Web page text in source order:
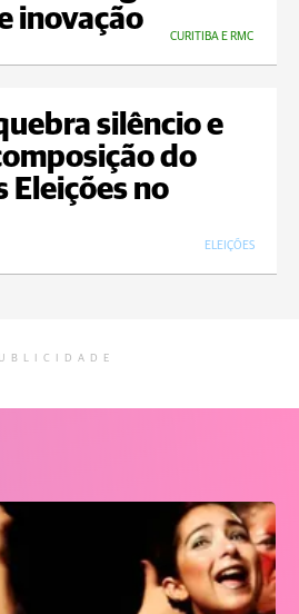
inovação
CURITIBA E RMC
silêncio e
do
Eleições no
ELEIÇÕES